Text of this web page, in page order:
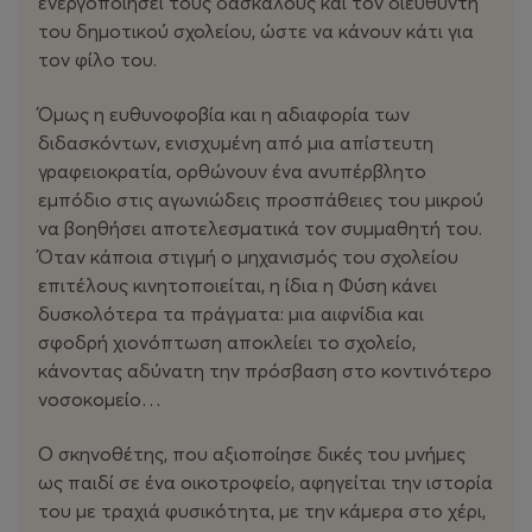
του δημοτικού σχολείου, ώστε να κάνουν κάτι για
τον φίλο του.
Όμως η ευθυνοφοβία και η αδιαφορία των
διδασκόντων, ενισχυμένη από μια απίστευτη
γραφειοκρατία, ορθώνουν ένα ανυπέρβλητο
εμπόδιο στις αγωνιώδεις προσπάθειες του μικρού
να βοηθήσει αποτελεσματικά τον συμμαθητή του.
Όταν κάποια στιγμή ο μηχανισμός του σχολείου
επιτέλους κινητοποιείται, η ίδια η Φύση κάνει
δυσκολότερα τα πράγματα: μια αιφνίδια και
σφοδρή χιονόπτωση αποκλείει το σχολείο,
κάνοντας αδύνατη την πρόσβαση στο κοντινότερο
νοσοκομείο…
Ο σκηνοθέτης, που αξιοποίησε δικές του μνήμες
ως παιδί σε ένα οικοτροφείο, αφηγείται την ιστορία
του με τραχιά φυσικότητα, με την κάμερα στο χέρι,